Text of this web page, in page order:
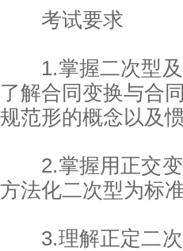
考试要求
1.掌握二次型及
了解合同变换与合
规范形的概念以及
2.掌握用正交变
方法化二次型为标
3.理解正定二次